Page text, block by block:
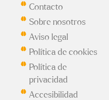
Contacto
Sobre nosotros
Aviso legal
Política de cookies
Política de
privacidad
Accesibilidad